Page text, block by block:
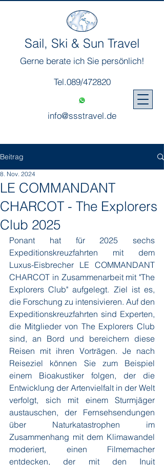
Sail, Ski & Sun Travel
Gerne berate ich Sie persönlich!
Tel.089/472820
info@ssstravel.de
Beitrag
LE COMMANDANT
CHARCOT - The Explorers
Club 2025
8. Nov. 2024
Ponant hat für 2025 sechs
Expeditionskreuzfahrten mit dem
Luxus-Eisbrecher LE COMMANDANT
CHARCOT in Zusammenarbeit mit "The
Explorers Club" aufgelegt. Ziel ist es,
die Forschung zu intensivieren. Auf den
Expeditionskreuzfahrten sind Experten,
die Mitglieder von The Explorers Club
sind, an Bord und bereichern diese
Reisen mit ihren Vorträgen. Je nach
Reiseziel können Sie zum Beispiel
einem Bioakustiker folgen, der die
Entwicklung der Artenvielfalt in der Welt
verfolgt, sich mit einem Sturmjäger
austauschen, der Fernsehsendungen
über Naturkatastrophen im
Zusammenhang mit dem Klimawandel
moderiert, einen Filmemacher
entdecken, der mit den Inuit